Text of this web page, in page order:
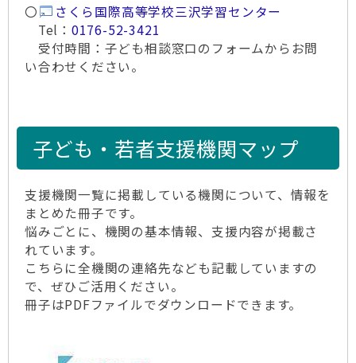
〇
さくら国際高等学校三沢学習センター
Tel： 0176-52-3421
受付時間：子ども相談窓口のフォームからお問
い合わせください。
子ども・若者支援機関マップ
支援機関一覧に掲載している機関について、情報を
まとめた冊子です。
悩みごとに、機関の基本情報、支援内容が掲載さ
れています。
こちらに全機関の連絡先なども記載していますの
で、ぜひご活用ください。
冊子はPDFファイルでダウンロードできます。